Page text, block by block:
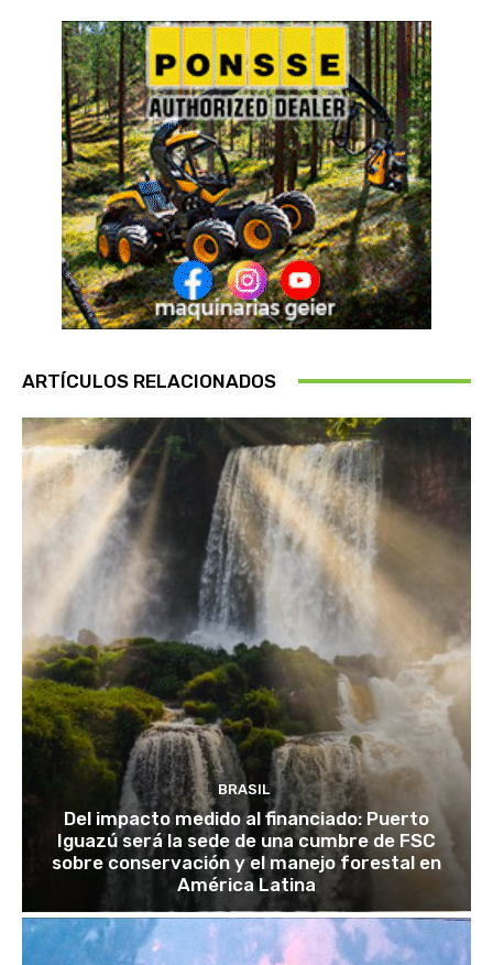
ARTÍCULOS RELACIONADOS
BRASIL
Del impacto medido al financiado: Puerto
Iguazú será la sede de una cumbre de FSC
sobre conservación y el manejo forestal en
América Latina